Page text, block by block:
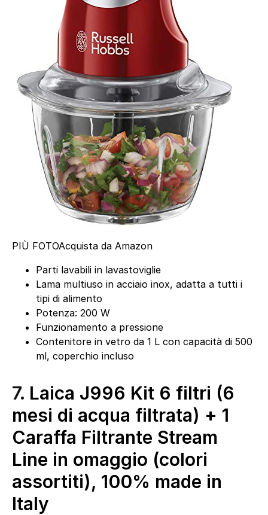
PIÙ FOTOAcquista da Amazon
Parti lavabili in lavastoviglie
Lama multiuso in acciaio inox, adatta a tutti i
tipi di alimento
Potenza: 200 W
Funzionamento a pressione
Contenitore in vetro da 1 L con capacità di 500
ml, coperchio incluso
7. Laica J996 Kit 6 filtri (6
mesi di acqua filtrata) + 1
Caraffa Filtrante Stream
Line in omaggio (colori
assortiti), 100% made in
Italy